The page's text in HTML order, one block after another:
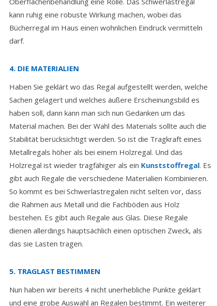
kann ruhig eine robuste Wirkung machen, wobei das
Bücherregal im Haus einen wohnlichen Eindruck vermitteln
darf.
4. DIE MATERIALIEN
Haben Sie geklärt wo das Regal aufgestellt werden, welche
Sachen gelagert und welches äußere Erscheinungsbild es
haben soll, dann kann man sich nun Gedanken um das
Material machen. Bei der Wahl des Materials sollte auch die
Stabilität berücksichtigt werden. So ist die Tragkraft eines
Metallregals höher als bei einem Holzregal. Und das
Holzregal ist wieder tragfähiger als ein Kunststoffregal. Es
gibt auch Regale die verschiedene Materialien Kombinieren.
So kommt es bei Schwerlastregalen nicht selten vor, dass
die Rahmen aus Metall und die Fachböden aus Holz
bestehen. Es gibt auch Regale aus Glas. Diese Regale
dienen allerdings hauptsächlich einen optischen Zweck, als
das sie Lasten tragen.
5. TRAGLAST BESTIMMEN
Nun haben wir bereits 4 nicht unerhebliche Punkte geklärt
und eine grobe Auswahl an Regalen bestimmt. Ein weiterer